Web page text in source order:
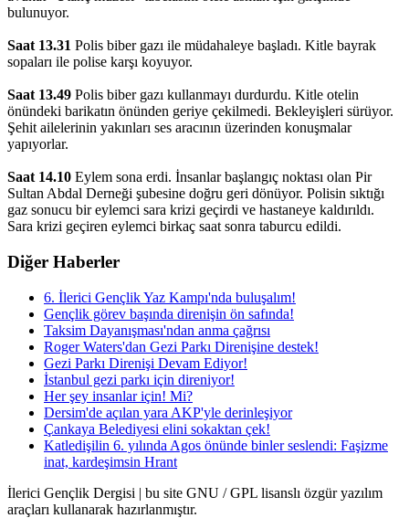
bulunuyor.
Saat 13.31 Polis biber gazı ile müdahaleye başladı. Kitle bayrak
sopaları ile polise karşı koyuyor.
Saat 13.49 Polis biber gazı kullanmayı durdurdu. Kitle otelin
önündeki barikatın önünden geriye çekilmedi. Bekleyişleri sürüyor.
Şehit ailelerinin yakınları ses aracının üzerinden konuşmalar
yapıyorlar.
Saat 14.10 Eylem sona erdi. İnsanlar başlangıç noktası olan Pir
Sultan Abdal Derneği şubesine doğru geri dönüyor. Polisin sıktığı
gaz sonucu bir eylemci sara krizi geçirdi ve hastaneye kaldırıldı.
Sara krizi geçiren eylemci birkaç saat sonra taburcu edildi.
Diğer Haberler
6. İlerici Gençlik Yaz Kampı'nda buluşalım!
Gençlik görev başında direnişin ön safında!
Taksim Dayanışması'ndan anma çağrısı
Roger Waters'dan Gezi Parkı Direnişine destek!
Gezi Parkı Direnişi Devam Ediyor!
İstanbul gezi parkı için direniyor!
Her şey insanlar için! Mi?
Dersim'de açılan yara AKP'yle derinleşiyor
Çankaya Belediyesi elini sokaktan çek!
Katledişilin 6. yılında Agos önünde binler seslendi: Faşizme
inat, kardeşimsin Hrant
İlerici Gençlik Dergisi | bu site GNU / GPL lisanslı özgür yazılım
araçları kullanarak hazırlanmıştır.